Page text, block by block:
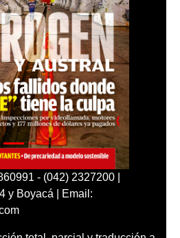
- (042) 2327200 |
y Boyacá | Email: